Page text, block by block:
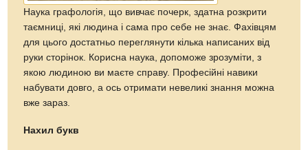
Наука графологія, що вивчає почерк, здатна розкрити
таємниці, які людина і сама про себе не знає. Фахівцям
для цього достатньо переглянути кілька написаних від
руки сторінок. Корисна наука, допоможе зрозуміти, з
якою людиною ви маєте справу. Професійні навики
набувати довго, а ось отримати невеликі знання можна
вже зараз.
Нахил букв